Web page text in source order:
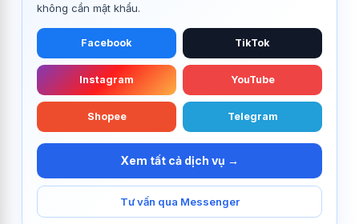
không cần mật khẩu.
Facebook TikTok
Instagram YouTube
Shopee Telegram
Xem tất cả dịch vụ →
Tư vấn qua Messenger